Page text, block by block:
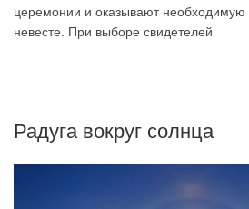
церемонии и оказывают
невесте. При выборе свидетелей
Радуга вокруг солнца